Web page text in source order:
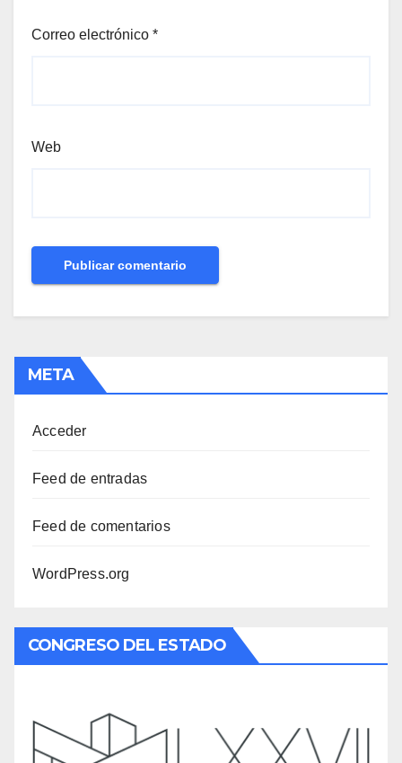
Correo electrónico *
Web
META
Acceder
Feed de entradas
Feed de comentarios
WordPress.org
CONGRESO DEL ESTADO